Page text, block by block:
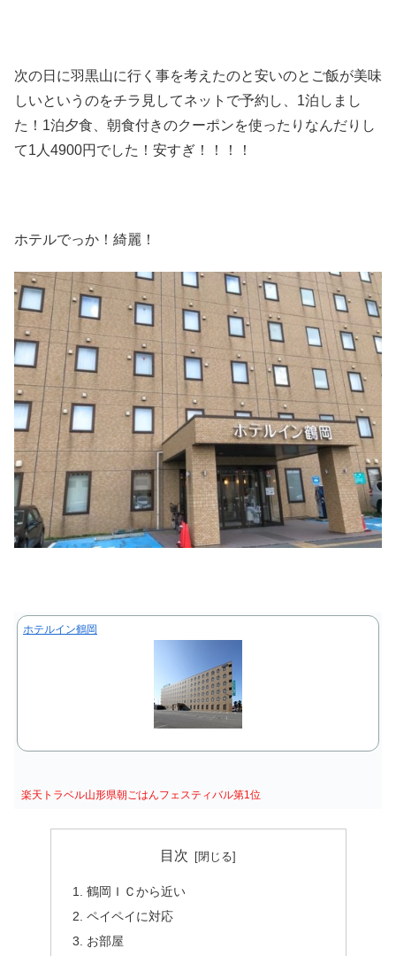
次の日に羽黒山に行く事を考えたのと安いのとご飯が美味
しいというのをチラ見してネットで予約し、1泊しまし
た！1泊夕食、朝食付きのクーポンを使ったりなんだりし
て1人4900円でした！安すぎ！！！！
ホテルでっか！綺麗！
ホテルイン鶴岡
楽天トラベル山形県朝ごはんフェスティバル第1位
目次
鶴岡ＩＣから近い
ペイペイに対応
お部屋